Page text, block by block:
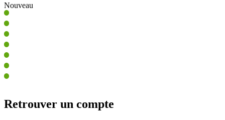
Nouveau
Retrouver un compte